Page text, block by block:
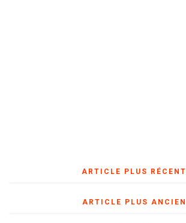
ARTICLE PLUS RÉCENT
ARTICLE PLUS ANCIEN